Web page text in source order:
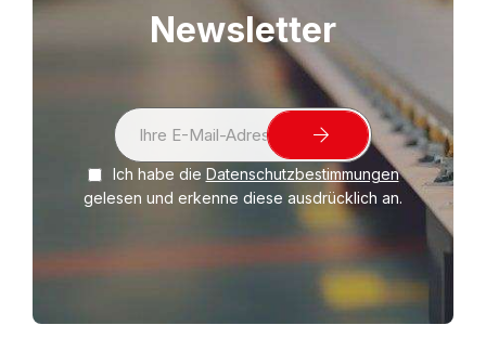
Newsletter
o
Ich habe die Datenschutzbestimmungen
gelesen und erkenne diese ausdrücklich an.